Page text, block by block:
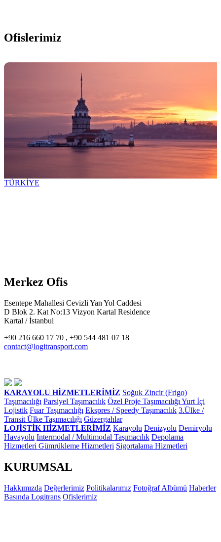
Ofislerimiz
TÜRKİYE
Merkez Ofis
Esentepe Mahallesi Cevizli Yan Yol Caddesi
D Blok 2. Kat No:13 Vizyon Kartal Residence
Kartal / İstanbul
+90 216 660 17 70 , +90 544 481 07 18
contact@logitransport.com
KARAYOLU HİZMETLERİMİZ Soğuk Zincir (Frigo)
Taşımacılığı Parsiyel Taşımacılık Özel Proje Taşımacılığı Yurt İçi
Lojistik Fuar Taşımacılığı Ekspres / Speedy Taşımacılık 3.Ülke /
Transit Ülke Taşımacılığı Güzergahlar
LOJİSTİK HİZMETLERİMİZ Karayolu Denizyolu Demiryolu
Havayolu Intermodal / Multimodal Taşımacılık Depolama
Hizmetleri Gümrükleme Hizmetleri Sigortalama Hizmetleri
KURUMSAL
Hakkımızda Değerlerimiz Politikalarımız Fotoğraf Albümü Haberler
Basında Logitrans Ofislerimiz